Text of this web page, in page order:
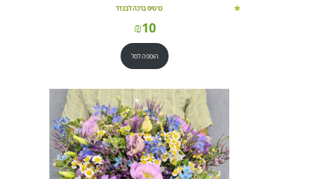
כרטיס ברכה לבנדר
₪10
הוספה לסל